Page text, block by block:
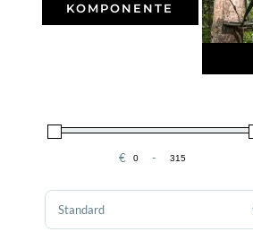
KOMPONENTE
€ -
Sort Products